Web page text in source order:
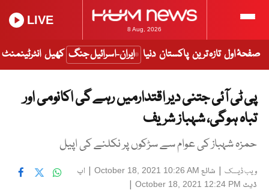
8 Aug, 2026
LIVE
صفحۂ اول تازہ ترین پاکستان دنیا ایران-اسرائیل جنگ کھیل انٹرٹینمنٹ
پی ٹی آئی جتنی دیر اقتدارمیں رہے گی اکانومی اور
تباہ ہوگی، شہباز شریف
حمزہ شہباز کی عوام سے سڑکوں پر نکلنے کی اپیل
ویب ڈیسک | شائع October 18, 2021 10:26 AM
| اپ
ڈیٹ October 18, 2021 12:24 PM
|